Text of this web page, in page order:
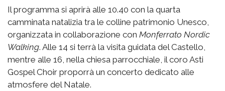
Il programma si aprirà alle 10.40 con la quarta
camminata natalizia tra le colline patrimonio Unesco,
organizzata in collaborazione con Monferrato Nordic
Walking. Alle 14 si terrà la visita guidata del Castello,
mentre alle 16, nella chiesa parrocchiale, il coro Asti
Gospel Choir proporrà un concerto dedicato alle
atmosfere del Natale.